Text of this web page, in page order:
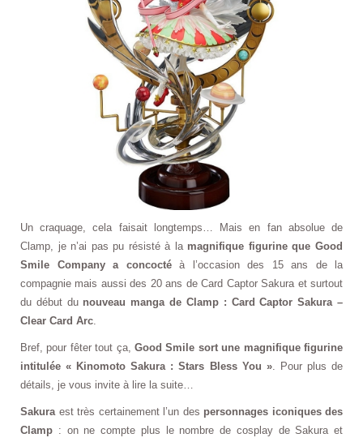
Un craquage, cela faisait longtemps… Mais en fan absolue de
Clamp, je n’ai pas pu résisté à la magnifique figurine que Good
Smile Company a concoctéà l’occasion des 15 ans de la
compagnie mais aussi des 20 ans de Card Captor Sakura et surtout
du début du nouveau manga de Clamp : Card Captor Sakura –
Clear Card Arc.
Bref, pour fêter tout ça, Good Smile sort une magnifique figurine
intitulée « Kinomoto Sakura : Stars Bless You ». Pour plus de
détails, je vous invite à lire la suite…
Sakuraest très certainement l’un des personnages iconiques des
Clamp : on ne compte plus le nombre de cosplay de Sakura et